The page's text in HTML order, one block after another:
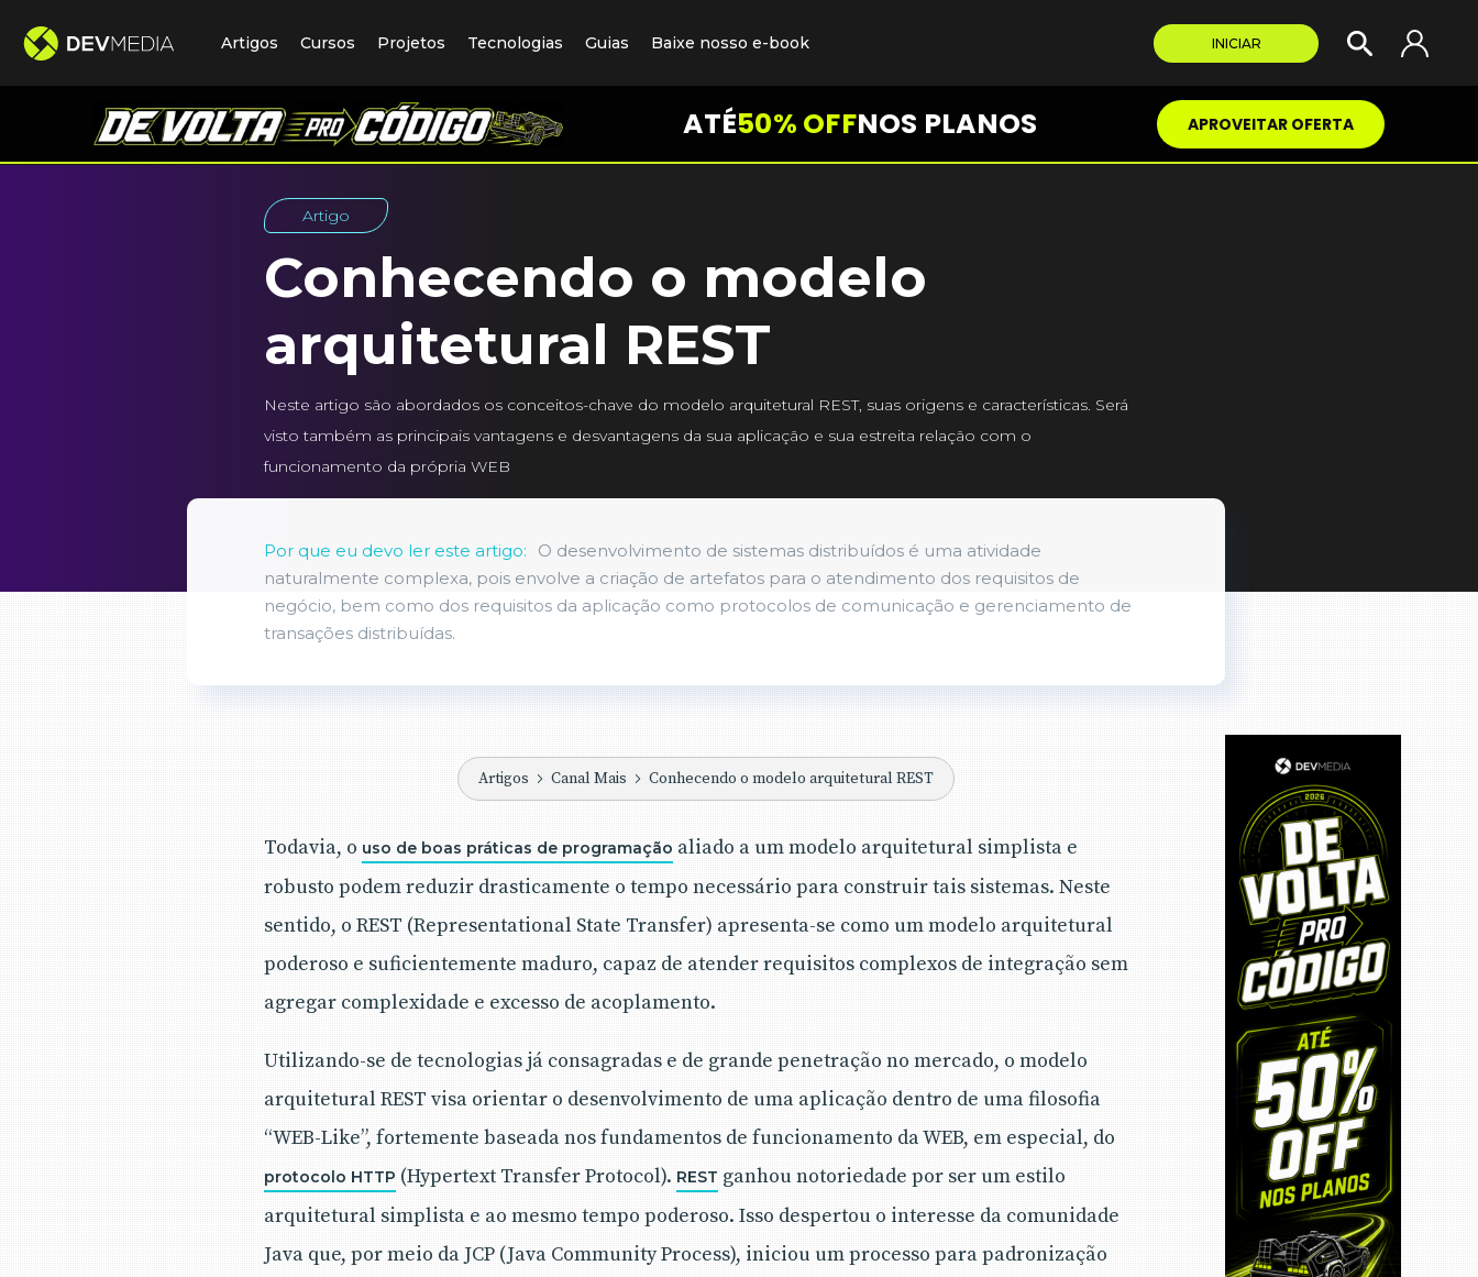
Artigos Cursos Projetos Tecnologias Guias Baixe nosso e-book INICIAR
ATÉ50% OFFNOS PLANOS APROVEITAR OFERTA
Artigo
Conhecendo o modelo
arquitetural REST
Neste artigo são abordados os conceitos-chave do modelo arquitetural REST, suas origens e características. Será
visto também as principais vantagens e desvantagens da sua aplicação e sua estreita relação com o
funcionamento da própria WEB
Por que eu devo ler este artigo:
O desenvolvimento de sistemas distribuídos é uma atividade
naturalmente complexa, pois envolve a criação de artefatos para o atendimento dos requisitos de
negócio, bem como dos requisitos da aplicação como protocolos de comunicação e gerenciamento de
transações distribuídas.
Artigos Canal Mais Conhecendo o modelo arquitetural REST
Todavia, o uso de boas práticas de programação aliado a um modelo arquitetural simplista e
robusto podem reduzir drasticamente o tempo necessário para construir tais sistemas. Neste
sentido, o REST (Representational State Transfer) apresenta-se como um modelo arquitetural
poderoso e suficientemente maduro, capaz de atender requisitos complexos de integração sem
agregar complexidade e excesso de acoplamento.
Utilizando-se de tecnologias já consagradas e de grande penetração no mercado, o modelo
arquitetural REST visa orientar o desenvolvimento de uma aplicação dentro de uma filosofia
“WEB-Like”, fortemente baseada nos fundamentos de funcionamento da WEB, em especial, do
protocolo HTTP (Hypertext Transfer Protocol). REST ganhou notoriedade por ser um estilo
arquitetural simplista e ao mesmo tempo poderoso. Isso despertou o interesse da comunidade
Java que, por meio da JCP (Java Community Process), iniciou um processo para padronização